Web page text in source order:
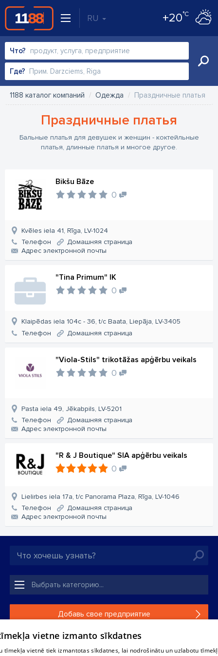
RU +20°C
Что?
Где?
1188 каталог компаний Одежда Праздничные платья
Праздничные платья
Бальные платья для девушек и женщин - коктейльные
платья, длинные платья и многое другое.
Bikšu Bāze
0
Kvēles iela 41, Rīga, LV-1024
Телефон
Домашняя страница
Aдрес электронной почты
"Tina Primum" IK
0
Klaipēdas iela 104c - 36, t/c Baata, Liepāja, LV-3405
Телефон
Домашняя страница
"Viola-Stils" trikotāžas apģērbu veikals
0
Pasta iela 49, Jēkabpils, LV-5201
Телефон
Домашняя страница
Aдрес электронной почты
"R & J Boutique" SIA apģērbu veikals
0
Lielirbes iela 17a, t/c Panorama Plaza, Rīga, LV-1046
Телефон
Домашняя страница
Aдрес электронной почты
Добавь свое предприятие
Если твоего предприятия нет в нашей базе данных,
vietne izmanto sīkdatnes
tīmekļa vietnē tiek izmantotas sīkdatnes, lai nodrošinātu un uzlabotu